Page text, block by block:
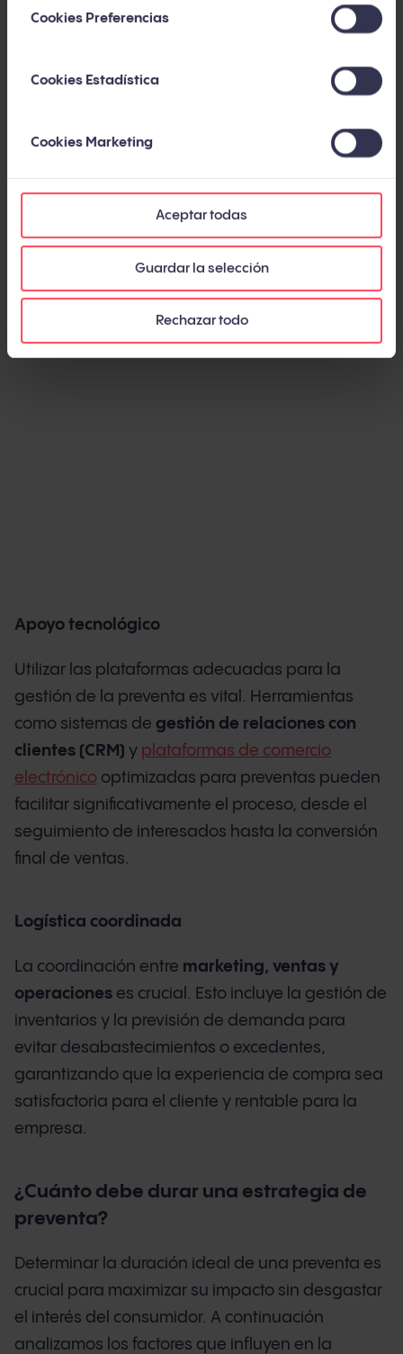
Cookies Preferencias
Cookies Estadística
Cookies Marketing
Aceptar todas
Guardar la selección
Rechazar todo
planificación también debe incluir la
definición
Crearcontenido exclusivo
y diseñar estrategias
fundamentales. Esto podría incluir muestras
anticipadas, contenido en redes sociales,
eventos exclusivos para suscriptores o
mantengan la atención de los potenciales
Apoyo tecnológico
Utilizar las plataformas adecuadas para la
gestión de la preventa es vital. Herramientas
como sistemas de gestión de relaciones con
clientes (CRM) y plataformas de comercio
electrónico optimizadas para preventas pueden
facilitar significativamente el proceso, desde el
seguimiento de interesados hasta la conversión
final de ventas.
Logística coordinada
La coordinación entre marketing, ventas y
operaciones es crucial. Esto incluye la gestión de
inventarios y la previsión de demanda para
evitar desabastecimientos o excedentes,
garantizando que la experiencia de compra sea
satisfactoria para el cliente y rentable para la
empresa.
¿Cuánto debe durar una estrategia de
preventa?
Determinar la duración ideal de una preventa es
crucial para maximizar su impacto sin desgastar
el interés del consumidor. A continuación
analizamos los factores que influyen en la